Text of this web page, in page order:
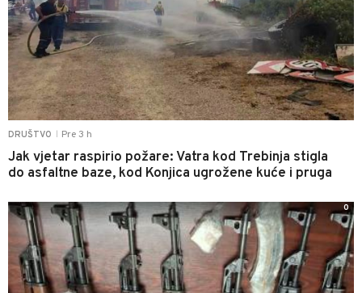
DRUŠTVO Pre 3 h
Jak vjetar raspirio požare: Vatra kod Trebinja stigla
do asfaltne baze, kod Konjica ugrožene kuće i pruga
0